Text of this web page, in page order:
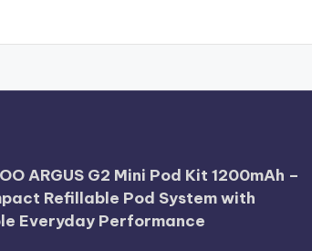
ARGUS G2 Mini Pod Kit 1200mAh –
Refillable Pod System with
Everyday Performance